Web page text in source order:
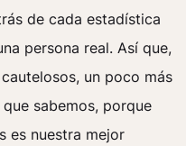
de cada estadística
persona real. Así que,
un poco más
sabemos, porque
es nuestra mejor